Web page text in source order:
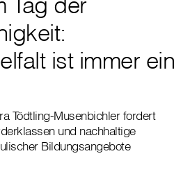
ist immer ein
Tödtling-Musenbichler fordert
und nachhaltige
Bildungsangebote